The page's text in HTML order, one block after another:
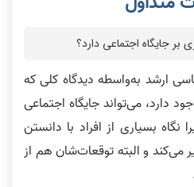
بر جایگاه اجتماعی دارد؟
ارشد به‌واسطه دیدگاه کلی که
دارد، می‌تواند جایگاه اجتماعی
نگاه بسیاری از افراد با دانستن
می‌کند و البته توقعات‌شان هم از